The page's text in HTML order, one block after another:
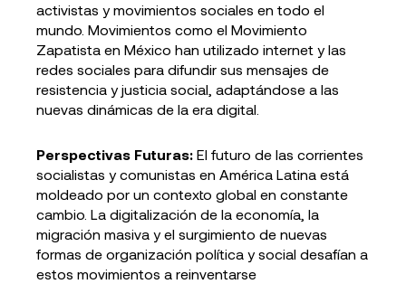
activistas y movimientos sociales en todo el
mundo. Movimientos como el Movimiento
Zapatista en México han utilizado internet y las
redes sociales para difundir sus mensajes de
resistencia y justicia social, adaptándose a las
nuevas dinámicas de la era digital.
Perspectivas Futuras: El futuro de las corrientes
socialistas y comunistas en América Latina está
moldeado por un contexto global en constante
cambio. La digitalización de la economía, la
migración masiva y el surgimiento de nuevas
formas de organización política y social desafían a
estos movimientos a reinventarse